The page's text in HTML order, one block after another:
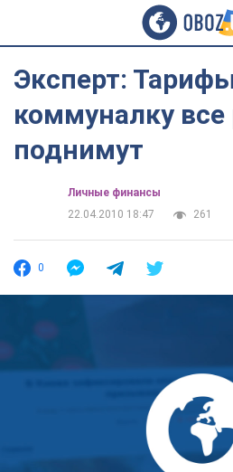
Эксперт:
коммуналку все
поднимут
Личные финансы
22.04.2010 18:47
261
0